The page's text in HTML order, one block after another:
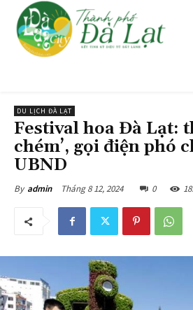
DU LỊCH ĐÀ LẠT
Festival hoa Đà Lạt:
chém’, gọi điện phó
UBND
By admin Tháng 8 12, 2024 0